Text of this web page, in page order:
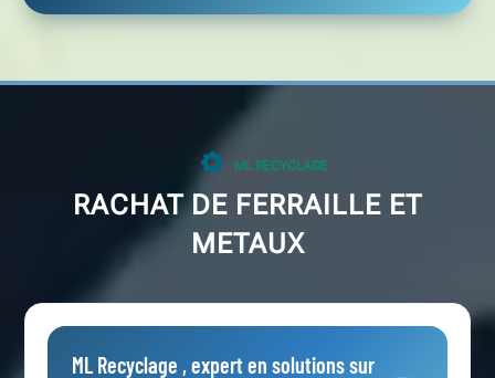
ML RECYCLAGE
RACHAT DE FERRAILLE ET
METAUX
ML Recyclage , expert en solutions sur